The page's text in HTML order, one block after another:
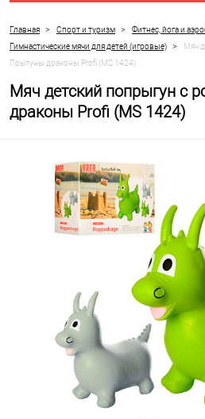
Главная > Спорт и туризм > Фитнес, йога и
Гимнастические мячи для детей (игровые) >
Мяч
Прыгуны драконы Profi (MS 1424)
Мяч детский попрыгун с
драконы Profi (MS 1424)